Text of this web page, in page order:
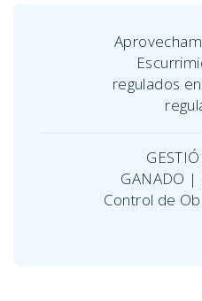
regulados
GANADO |
Control de